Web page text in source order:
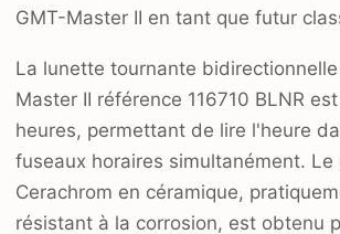
GMT-Master II en tant que futur
La lunette tournante
Master II référence 116710 BLNR
heures, permettant de lire l'heure
fuseaux horaires simultanément. Le
Cerachrom en céramique,
résistant à la corrosion, est obtenu